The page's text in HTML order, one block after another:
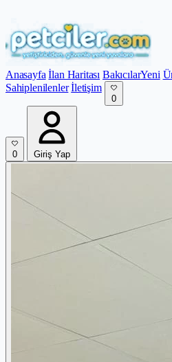
Anasayfa İlan Haritası BakıcılarYeni
Sahiplenilenler İletişim
0
0 Giriş Yap